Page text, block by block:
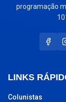
programação
LINKS
Colunistas